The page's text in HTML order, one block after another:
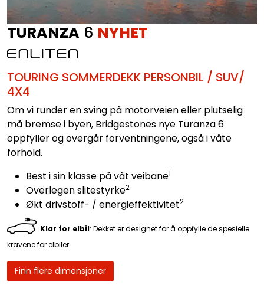
TURANZA 6 NYHET
TOURING SOMMERDEKK PERSONBIL / SUV/
4X4
Om vi runder en sving på motorveien eller plutselig
må bremse i byen, Bridgestones nye Turanza 6
oppfyller og overgår forventningene, også i våte
forhold.
Best i sin klasse på våt veibane1
Overlegen slitestyrke2
Økt drivstoff- / energieffektivitet2
Klar for elbil: Dekket er designet for å oppfylle de spesielle
kravene for elbiler.
Finn flere dimensjoner